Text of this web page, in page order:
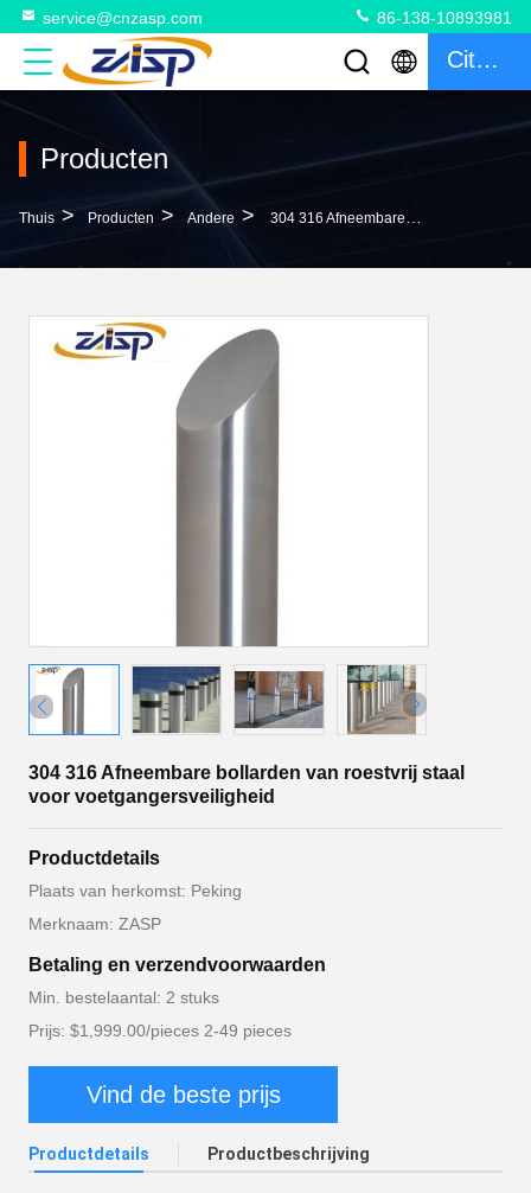
service@cnzasp.com 86-138-10893981
Citaat
Producten
Thuis > Producten > Andere > 304 316 Afneembare Bollarden Van Roestvrij Staal Voor Voetgangersveiligheid
304 316 Afneembare bollarden van roestvrij staal
voor voetgangersveiligheid
Productdetails
Plaats van herkomst: Peking
Merknaam: ZASP
Betaling en verzendvoorwaarden
Min. bestelaantal: 2 stuks
Prijs: $1,999.00/pieces 2-49 pieces
Vind de beste prijs
Productdetails Productbeschrijving